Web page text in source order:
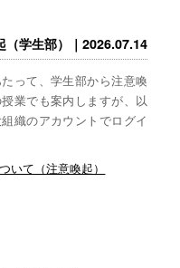
（学生部）｜2026.07.14
って、学生部から注意喚
業でも案内しますが、以
織のアカウントでログイ
いて（注意喚起）